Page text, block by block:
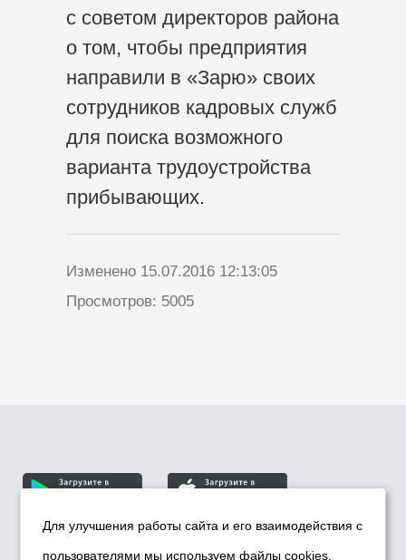
с советом директоров района
о том, чтобы предприятия
направили в «Зарю» своих
сотрудников кадровых служб
для поиска возможного
варианта трудоустройства
прибывающих.
Изменено 15.07.2016 12:13:05
Просмотров: 5005
Для улучшения работы сайта и его взаимодействия с
пользователями мы используем файлы cookies.